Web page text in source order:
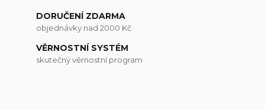
DORUČENÍ ZDARMA
objednávky nad 2000 Kč
VĚRNOSTNÍ SYSTÉM
skutečný věrnostní program